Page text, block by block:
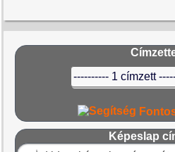
Képeslap